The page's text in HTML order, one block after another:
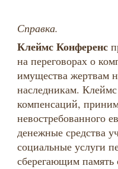
Справка.
Клеймс Конференс
на переговорах о
имущества жертвам
наследникам.
компенсаций,
невостребованного
денежные средства
социальные услуги
сберегающим память